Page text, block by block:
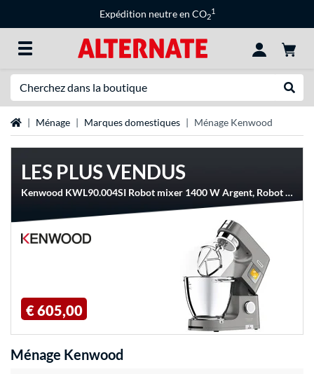
Expédition neutre en CO2
1
Page d'accueil
Ménage Marques domestiques Ménage Kenwood
LES PLUS VENDUS
Kenwood KWL90.004SI Robot mixer 1400 W Argent, Robot de cuisine
€ 605,00
Ménage Kenwood